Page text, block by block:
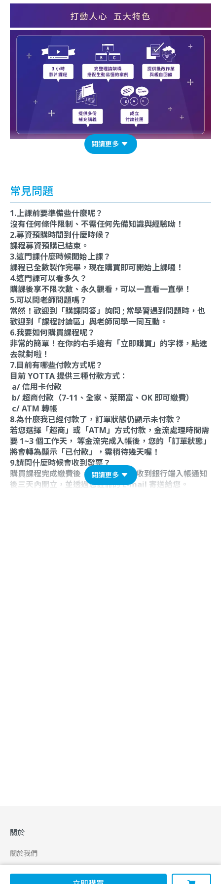
閱讀更多
常見問題
1.上課前要準備些什麼呢？
沒有任何條件限制、不需任何先備知識與經驗呦！
2.募資預購時間到什麼時候？
課程募資預購已結束。
3.這門課什麼時候開始上課？
課程已全數製作完畢，現在購買即可開始上課囉！
4.這門課可以看多久？
購課後享不限次數、永久觀看，可以一直看一直學！
5.可以問老師問題嗎？
當然！歡迎到「購課問答」詢問 ; 當學習遇到問題時，也
歡迎到「課程討論區」與老師同學一同互動。
6.我要如何購買課程呢？
非常的簡單！在你的右手邊有「立即購買」的字樣，點進
去就對啦！
7.目前有哪些付款方式呢？
目前 YOTTA 提供三種付款方式：
a/ 信用卡付款
b/ 超商付款（7-11、全家、萊爾富、OK 即可繳費）
c/ ATM 轉帳
8.為什麼我已經付款了，訂單狀態仍顯示未付款？
若您選擇「超商」或「ATM」方式付款，金流處理時間需
要 1~3 個工作天， 等金流完成入帳後，您的「訂單狀態」
將會轉為顯示「已付款」，需稍待幾天喔！
9.請問什麼時候會收到發票？
購買課程完成繳費後，電子發票會在收到銀行端入帳通知
後三天內開立，並透過您註冊的 E-mail 寄送給您。
閱讀更多
關於
關於我們
合作申請